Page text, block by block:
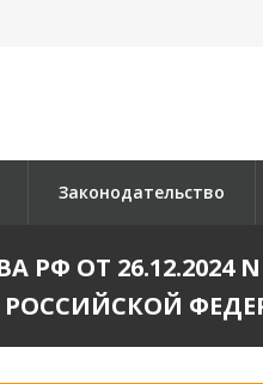
Законодательство
РФ ОТ